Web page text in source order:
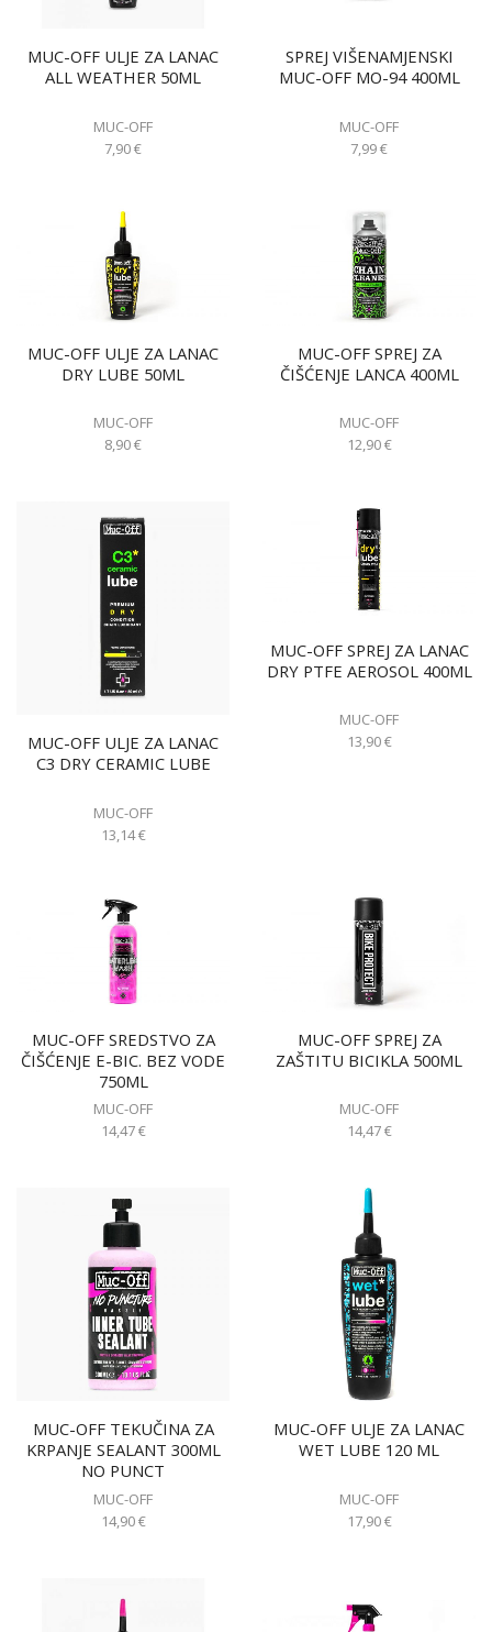
MUC-OFF ULJE ZA LANAC
ALL WEATHER 50ML
MUC-OFF
7,90€
SPREJ VIŠENAMJENSKI
MUC-OFF MO-94 400ML
MUC-OFF
7,99€
MUC-OFF ULJE ZA LANAC
DRY LUBE 50ML
MUC-OFF
8,90€
MUC-OFF SPREJ ZA
ČIŠĆENJE LANCA 400ML
MUC-OFF
12,90€
MUC-OFF ULJE ZA LANAC
C3 DRY CERAMIC LUBE
MUC-OFF
13,14€
MUC-OFF SPREJ ZA LANAC
DRY PTFE AEROSOL 400ML
MUC-OFF
13,90€
MUC-OFF SREDSTVO ZA
ČIŠĆENJE E-BIC. BEZ VODE
750ML
MUC-OFF
14,47€
MUC-OFF SPREJ ZA
ZAŠTITU BICIKLA 500ML
MUC-OFF
14,47€
MUC-OFF TEKUČINA ZA
KRPANJE SEALANT 300ML
NO PUNCT
MUC-OFF
14,90€
MUC-OFF ULJE ZA LANAC
WET LUBE 120 ML
MUC-OFF
17,90€